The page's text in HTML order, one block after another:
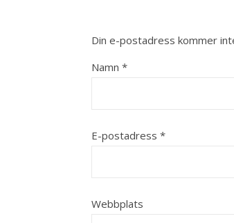
Din e-postadress kommer
Namn *
E-postadress *
Webbplats